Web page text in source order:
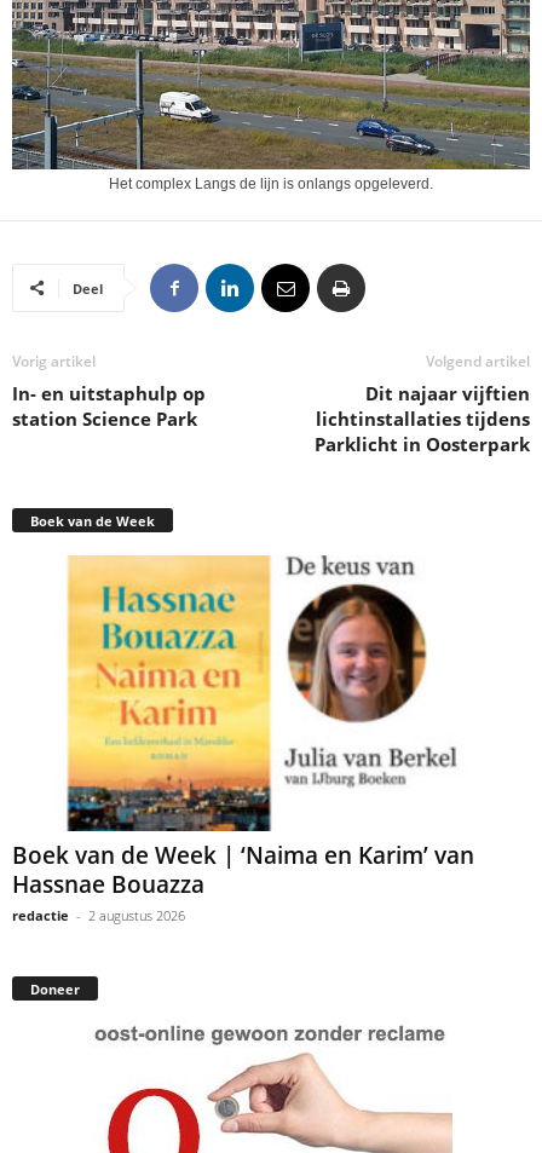
Het complex Langs de lijn is onlangs opgeleverd.
Deel
Vorig artikel
In- en uitstaphulp op
station Science Park
Volgend artikel
Dit najaar vijftien
lichtinstallaties tijdens
Parklicht in Oosterpark
Boek van de Week
Boek van de Week | ‘Naima en Karim’ van
Hassnae Bouazza
redactie - 2 augustus 2026
Doneer